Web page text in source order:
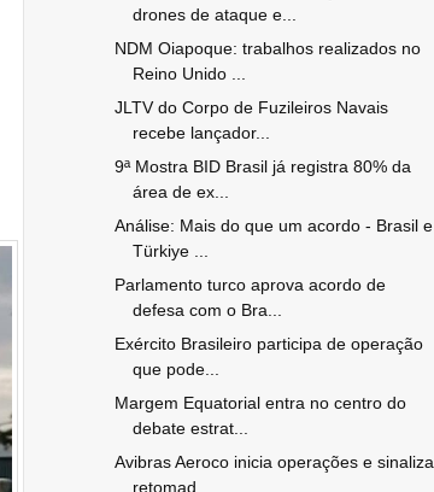
drones de ataque e...
NDM Oiapoque: trabalhos realizados no
Reino Unido ...
JLTV do Corpo de Fuzileiros Navais
recebe lançador...
9ª Mostra BID Brasil já registra 80% da
área de ex...
Análise: Mais do que um acordo - Brasil e
Türkiye ...
Parlamento turco aprova acordo de
defesa com o Bra...
Exército Brasileiro participa de operação
que pode...
Margem Equatorial entra no centro do
debate estrat...
Avibras Aeroco inicia operações e sinaliza
retomad...